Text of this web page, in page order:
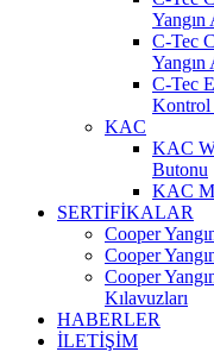
Yangın
C-Tec
Yangın
C-Tec
Kontrol
KAC
KAC
Butonu
KAC
SERTİFİKALAR
Cooper
Cooper
Cooper
Kılavuzları
HABERLER
İLETİŞİM